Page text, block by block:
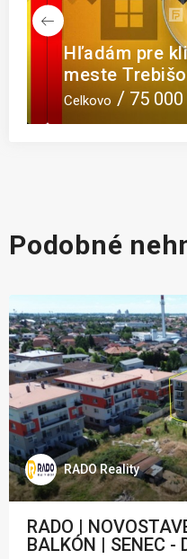
Hľadám pre
meste Trebišov.
Celkovo 75 000 €
Podobné
RADO Reality
RADO |
BALKÓN |